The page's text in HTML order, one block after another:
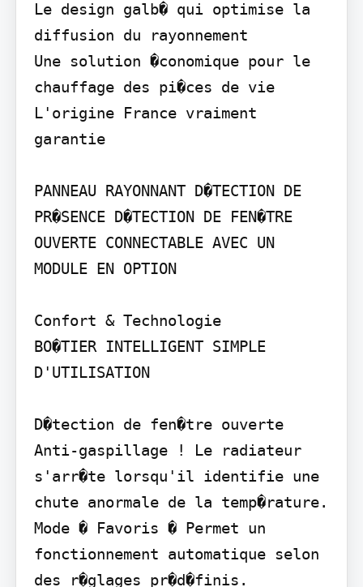
Le design galb� qui optimise la
diffusion du rayonnement
Une solution �conomique pour le
chauffage des pi�ces de vie
L'origine France vraiment
garantie
PANNEAU RAYONNANT D�TECTION DE
PR�SENCE D�TECTION DE FEN�TRE
OUVERTE CONNECTABLE AVEC UN
MODULE EN OPTION
Confort & Technologie
BO�TIER INTELLIGENT SIMPLE
D'UTILISATION
D�tection de fen�tre ouverte
Anti-gaspillage ! Le radiateur
s'arr�te lorsqu'il identifie une
chute anormale de la temp�rature.
Mode � Favoris � Permet un
fonctionnement automatique selon
des r�glages pr�d�finis.